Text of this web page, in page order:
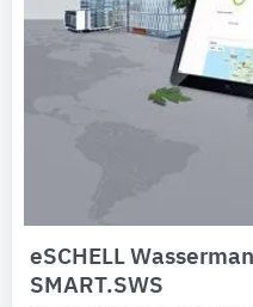
eSCHELL
SMART.SWS